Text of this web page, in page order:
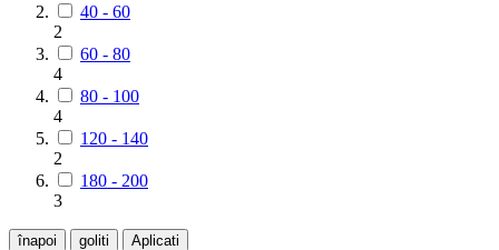
40 - 60
2
60 - 80
4
80 - 100
4
120 - 140
2
180 - 200
3
înapoi goliti Aplicati